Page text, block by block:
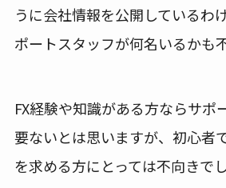
うに会社情報を公開しているわ
ポートスタッフが何名いるかも
FX経験や知識がある方ならサポ
要ないとは思いますが、初心者
を求める方にとっては不向きでし